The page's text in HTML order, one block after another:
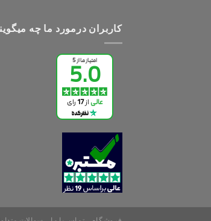
کاربران درمورد ما چه